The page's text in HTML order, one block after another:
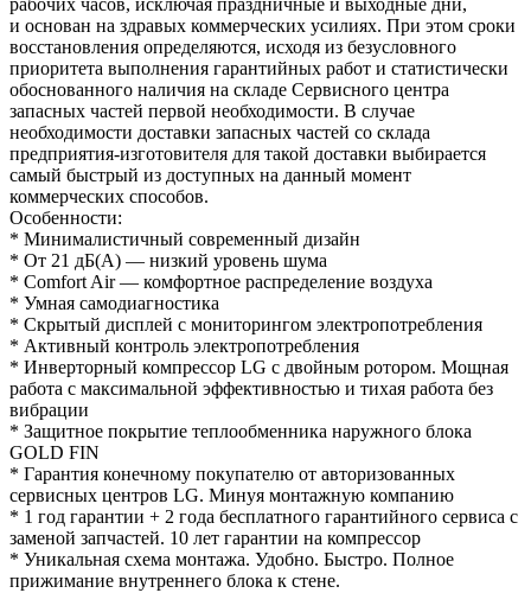
рабочих часов, исключая праздничные и выходные дни,
и основан на здравых коммерческих усилиях. При этом сроки
восстановления определяются, исходя из безусловного
приоритета выполнения гарантийных работ и статистически
обоснованного наличия на складе Сервисного центра
запасных частей первой необходимости. В случае
необходимости доставки запасных частей со склада
предприятия-изготовителя для такой доставки выбирается
самый быстрый из доступных на данный момент
коммерческих способов.
Особенности:
* Минималистичный современный дизайн
* От 21 дБ(А) — низкий уровень шума
* Comfort Air — комфортное распределение воздуха
* Умная самодиагностика
* Скрытый дисплей с мониторингом электропотребления
* Активный контроль электропотребления
* Инверторный компрессор LG с двойным ротором. Мощная
работа с максимальной эффективностью и тихая работа без
вибрации
* Защитное покрытие теплообменника наружного блока
GOLD FIN
* Гарантия конечному покупателю от авторизованных
сервисных центров LG. Минуя монтажную компанию
* 1 год гарантии + 2 года бесплатного гарантийного сервиса с
заменой запчастей. 10 лет гарантии на компрессор
* Уникальная схема монтажа. Удобно. Быстро. Полное
прижимание внутреннего блока к стене.